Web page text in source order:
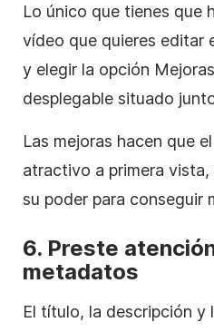
Lo único que tienes que
vídeo que quieres editar
y elegir la opción
desplegable situado
Las mejoras hacen que el
atractivo a primera
su poder para conseguir
6. Preste
metadatos
El título, la descripción y